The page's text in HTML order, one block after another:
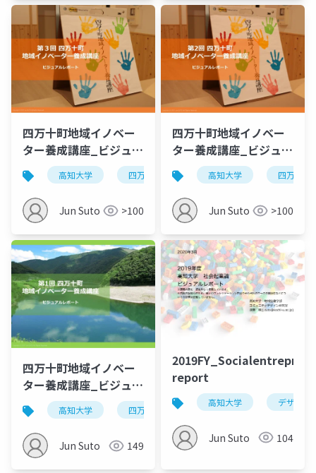
四万十町地域イノベー
ター養成講座_ビジュア
ルレポート_第3回
高知大学 四万十町 地域ビジネス
Jun Suto >100
四万十町地域イノベー
ター養成講座_ビジュア
ルレポート_第2回
高知大学 四万十町
Jun Suto >100
四万十町地域イノベー
ター養成講座_ビジュア
ルレポート_第1回
高知大学 四万十町 地域ビジネス
Jun Suto 149
report
高知大学 デザイン
Jun Suto 104